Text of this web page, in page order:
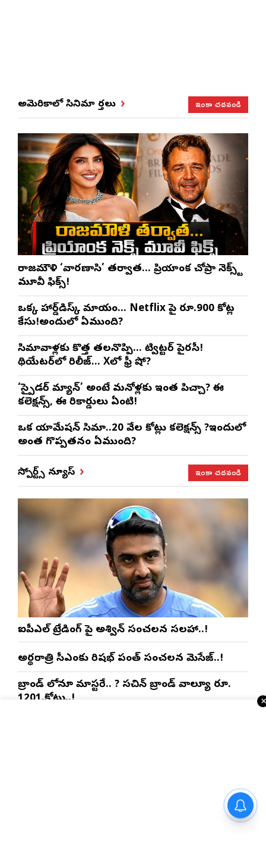
అమెరికాలో సినిమా వార్తలు ఇంకా చదవండి
రాజమౌళి ‘వారణాసి’ తర్వాత… ప్రియాంక చోప్రా నెక్స్ట్
మూవీ ఫిక్స్!
ఒక్క హార్డ్‌డిస్క్ మాయం… Netflix పై రూ.900 కోట్ల
కేసు!అందులో ఏముంది?
సినిమావాళ్లకు కొత్త తలనొప్పి… ట్విట్టర్ పైరసీ!
థియేటర్‌లో రిలీజ్… Xలో ఫ్రీ షో?
‘స్పైడర్ మ్యాన్’ అంటే మనోళ్లకు ఇంత పిచ్చా? ఈ
కలెక్షన్స్, ఈ రికార్డులు ఏంటి!
ఒక యానిమేషన్ సినిమా..20 వేల కోట్లు కలెక్షన్స్ ?ఇందులో
అంత గొప్పతనం ఏముంది?
స్పోర్ట్స్ న్యూస్ ఇంకా చదవండి
ఐపీఎల్ ట్రేడింగ్ పై అశ్విన్ సంచలన సలహా..!
అర్థరాత్రి సీఎంకు రిషభ్ పంత్ సంచలన మెసేజ్..!
బ్రాండ్ లోనూ మాస్టరే.. ? సచిన్ బ్రాండ్ వాల్యూ రూ.
1201.కోట్లు..!
ఇంకా చదవండి